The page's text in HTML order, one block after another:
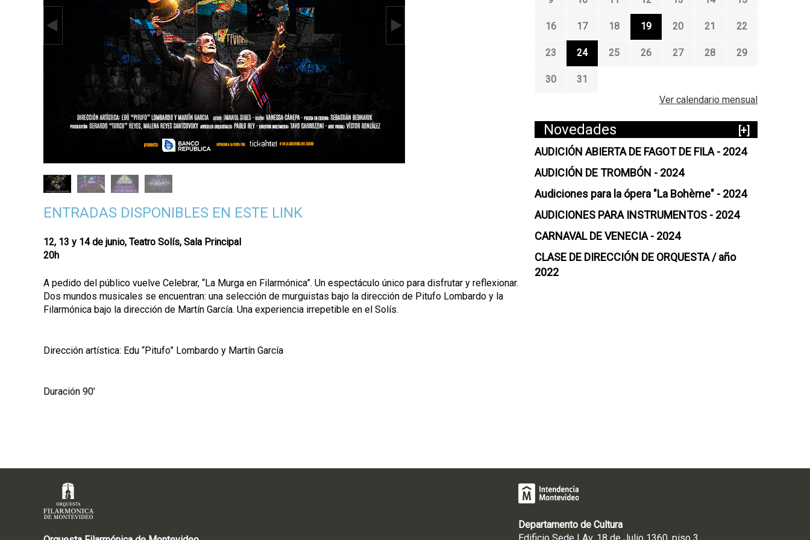
ENTRADAS DISPONIBLES EN ESTE LINK
12, 13 y 14 de junio, Teatro Solís, Sala Principal
20h
A pedido del público vuelve Celebrar, “La Murga en Filarmónica”. Un espectáculo único para disfrutar y reflexionar.
Dos mundos musicales se encuentran: una selección de murguistas bajo la dirección de Pitufo Lombardo y la
Filarmónica bajo la dirección de Martín García. Una experiencia irrepetible en el Solís.
Dirección artística: Edu “Pitufo” Lombardo y Martín García
Duración 90’
16 17 18 19 20 21 22
23 24 25 26 27 28 29
30
31
Ver calendario mensual
Novedades
[+]
AUDICIÓN ABIERTA DE FAGOT DE FILA - 2024
AUDICIÓN DE TROMBÓN - 2024
Audiciones para la ópera "La Bohème" - 2024
AUDICIONES PARA INSTRUMENTOS - 2024
CARNAVAL DE VENECIA - 2024
CLASE DE DIRECCIÓN DE ORQUESTA / año
2022
p
a
l
Departamento de Cultura